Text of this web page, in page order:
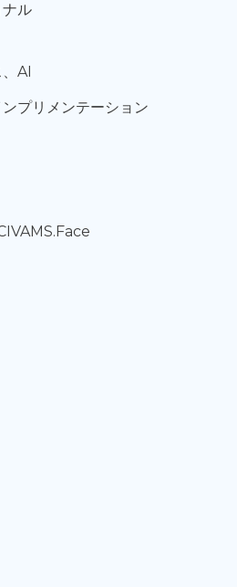
ル
AI
ンプリメンテーション